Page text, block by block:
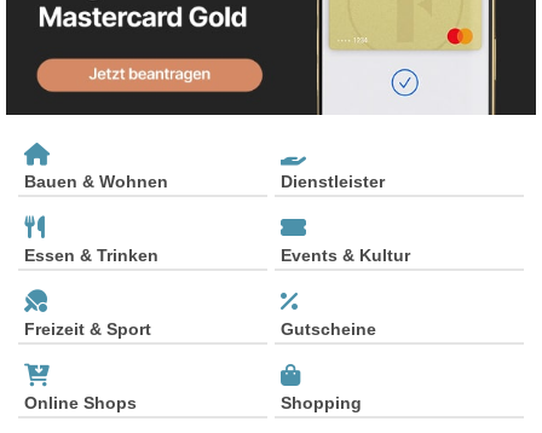
Bauen & Wohnen Dienstleister
Essen & Trinken Events & Kultur
Freizeit & Sport Gutscheine
Online Shops Shopping